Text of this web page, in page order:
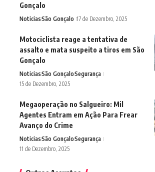
Gonçalo
NoticiasSão Gonçalo 17 de Dezembro, 2025
Motociclista reage a tentativa de
assalto e mata suspeito a tiros em São
Gonçalo
NoticiasSão GonçaloSegurança
15 de Dezembro, 2025
Megaoperação no Salgueiro: Mil
Agentes Entram em Ação Para Frear
Avanço do Crime
NoticiasSão GonçaloSegurança
11 de Dezembro, 2025